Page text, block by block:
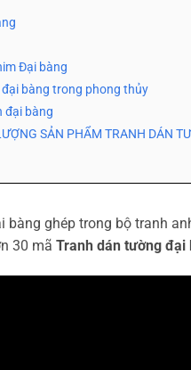
Đại bàng
bàng trong phong thủy
đại bàng
SẢN PHẨM TRANH DÁN
bàng ghép trong bộ tranh
30 mã Tranh dán tường đại